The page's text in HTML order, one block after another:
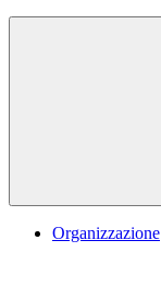
Organizzazione